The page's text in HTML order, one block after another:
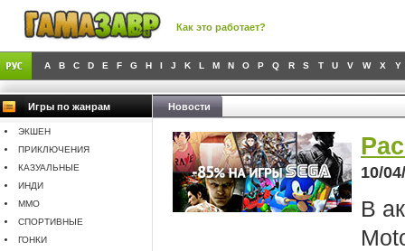
Как это работает?
A B C D E F G H I J K L M N O P Q R S T U V W X Y
Игры по жанрам
ЭКШЕН
ПРИКЛЮЧЕНИЯ
КАЗУАЛЬНЫЕ
ИНДИ
MMO
СПОРТИВНЫЕ
ГОНКИ
Новости
10/
В